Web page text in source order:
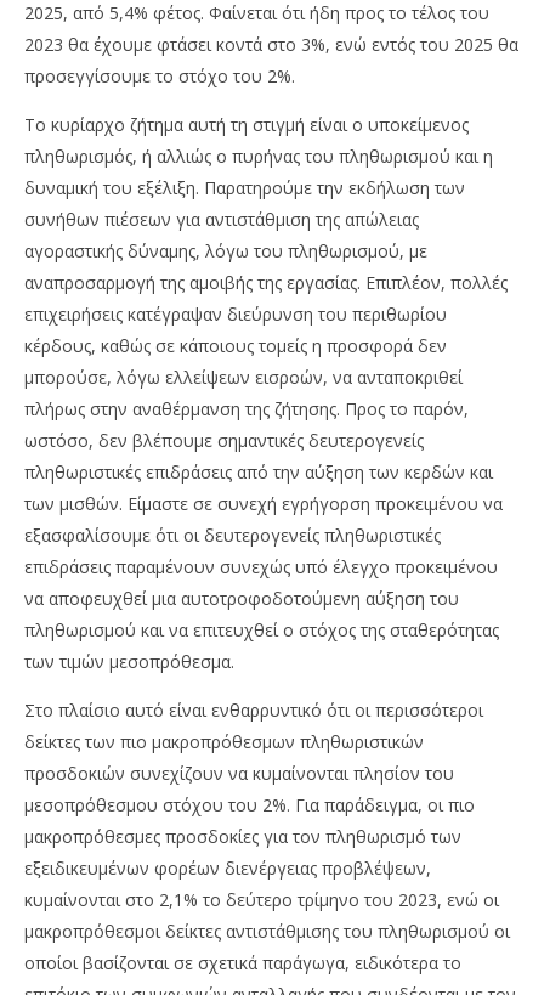
2025, από 5,4% φέτος. Φαίνεται ότι ήδη προς το τέλος του
2023 θα έχουμε φτάσει κοντά στο 3%, ενώ εντός του 2025 θα
προσεγγίσουμε το στόχο του 2%.
Το κυρίαρχο ζήτημα αυτή τη στιγμή είναι ο υποκείμενος
πληθωρισμός, ή αλλιώς ο πυρήνας του πληθωρισμού και η
δυναμική του εξέλιξη. Παρατηρούμε την εκδήλωση των
συνήθων πιέσεων για αντιστάθμιση της απώλειας
αγοραστικής δύναμης, λόγω του πληθωρισμού, με
αναπροσαρμογή της αμοιβής της εργασίας. Επιπλέον, πολλές
επιχειρήσεις κατέγραψαν διεύρυνση του περιθωρίου
κέρδους, καθώς σε κάποιους τομείς η προσφορά δεν
μπορούσε, λόγω ελλείψεων εισροών, να ανταποκριθεί
πλήρως στην αναθέρμανση της ζήτησης. Προς το παρόν,
ωστόσο, δεν βλέπουμε σημαντικές δευτερογενείς
πληθωριστικές επιδράσεις από την αύξηση των κερδών και
των μισθών. Είμαστε σε συνεχή εγρήγορση προκειμένου να
εξασφαλίσουμε ότι οι δευτερογενείς πληθωριστικές
επιδράσεις παραμένουν συνεχώς υπό έλεγχο προκειμένου
να αποφευχθεί μια αυτοτροφοδοτούμενη αύξηση του
πληθωρισμού και να επιτευχθεί ο στόχος της σταθερότητας
των τιμών μεσοπρόθεσμα.
Στο πλαίσιο αυτό είναι ενθαρρυντικό ότι οι περισσότεροι
δείκτες των πιο μακροπρόθεσμων πληθωριστικών
προσδοκιών συνεχίζουν να κυμαίνονται πλησίον του
μεσοπρόθεσμου στόχου του 2%. Για παράδειγμα, οι πιο
μακροπρόθεσμες προσδοκίες για τον πληθωρισμό των
εξειδικευμένων φορέων διενέργειας προβλέψεων,
κυμαίνονται στο 2,1% το δεύτερο τρίμηνο του 2023, ενώ οι
μακροπρόθεσμοι δείκτες αντιστάθμισης του πληθωρισμού οι
οποίοι βασίζονται σε σχετικά παράγωγα, ειδικότερα το